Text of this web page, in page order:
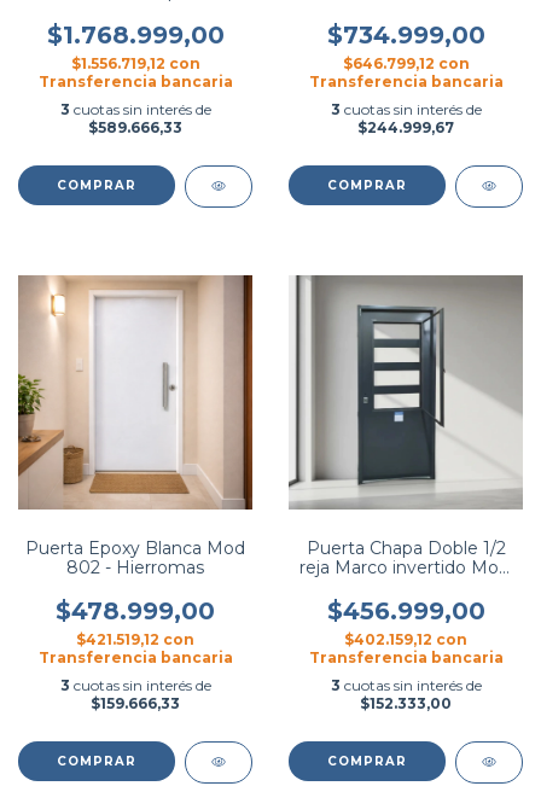
$1.768.999,00
$1.556.719,12 con
Transferencia bancaria
3 cuotas sin interés de
$589.666,33
COMPRAR
$734.999,00
$646.799,12 con
Transferencia bancaria
3 cuotas sin interés de
$244.999,67
COMPRAR
Puerta Epoxy Blanca Mod
802 - Hierromas
$478.999,00
$421.519,12 con
Transferencia bancaria
3 cuotas sin interés de
$159.666,33
COMPRAR
Puerta Chapa Doble 1/2
reja Marco invertido Mod.
$456.999,00
$402.159,12 con
Transferencia bancaria
3 cuotas sin interés de
$152.333,00
COMPRAR